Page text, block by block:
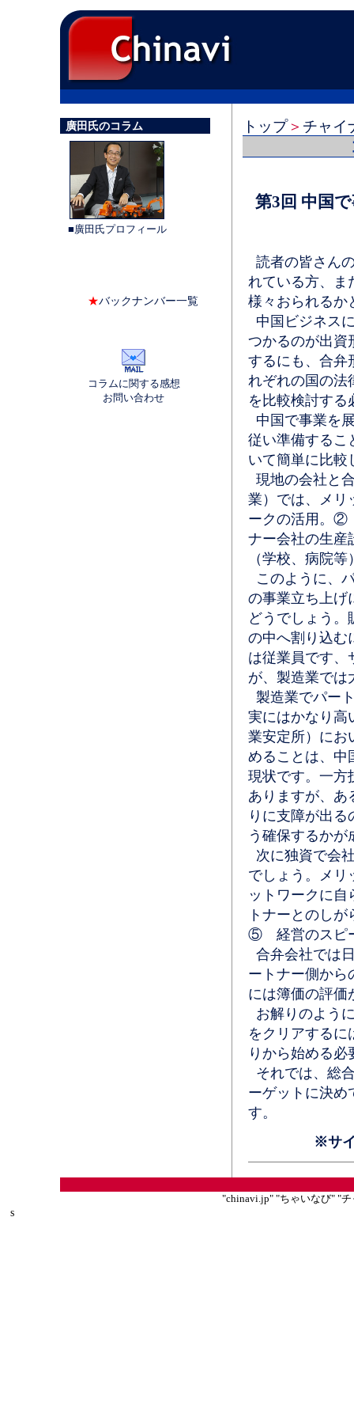
廣田氏のコラム
■廣田氏プロフィール
★バックナンバー一覧
コラムに関する感想
お問い合わせ
トップ＞ チャイ
第3回 中国
読者の皆さん
れている方、ま
様々おられるか
中国ビジネス
つかるのが出資
するにも、合弁
れぞれの国の法
を比較検討する
中国で事業を
従い準備するこ
いて簡単に比較
現地の会社と
業）では、メ
ークの活用。
ナー会社の生
（学校、病院
このように、
の事業立ち上げ
どうでしょう。
の中へ割り込む
は従業員です、
が、製造業では
製造業でパー
実にはかなり高
業安定所）にお
めることは、中
現状です。一方
ありますが、あ
りに支障が出
う確保するか
次に独資で会
でしょう。メ
ットワークに
トナーとのし
⑤ 経営のスピ
合弁会社では
ートナー側から
には簿価の評価
お解りのよう
をクリアするに
りから始める
それでは、総
ーゲットに決め
す。
※サ
"chinavi.jp" "ちゃいなび" "
s